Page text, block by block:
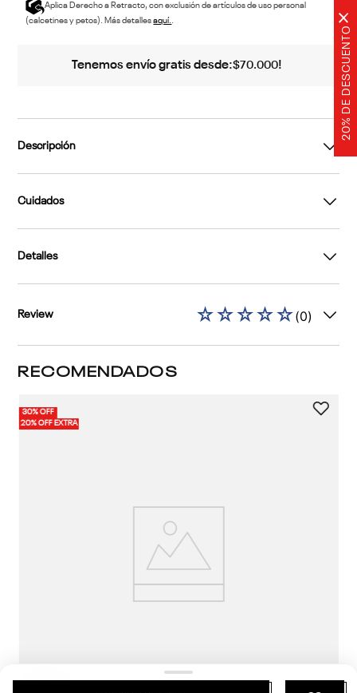
20% DE DESCUENTO
×
Aplica Derecho a Retracto, con exclusión de artículos de uso personal
(calcetines y petos). Más detallesaquí..
Tenemos envío gratis desde:$70.000!
Descripción
Cuidados
Detalles
Review ☆☆☆☆☆(0)
RECOMENDADOS
30% OFF
20% OFF EXTRA